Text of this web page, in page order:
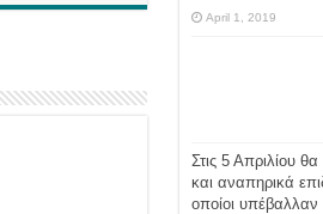
April 1, 2019
Στις 5 Απριλίου
και αναπηρικά
οποίοι υπέβαλλαν